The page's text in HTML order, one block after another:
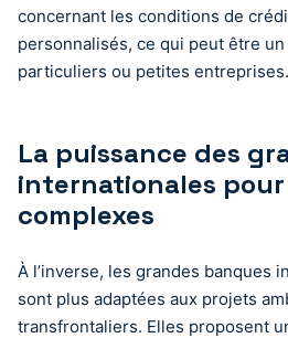
concernant les conditions de
personnalisés, ce qui peut être
particuliers ou petites entreprises.
La puissance des
internationales
complexes
À l’inverse, les grandes banques
sont plus adaptées aux projets
transfrontaliers. Elles proposent